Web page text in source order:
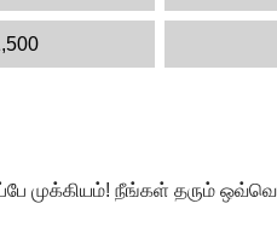
நீங்கள் தரும்